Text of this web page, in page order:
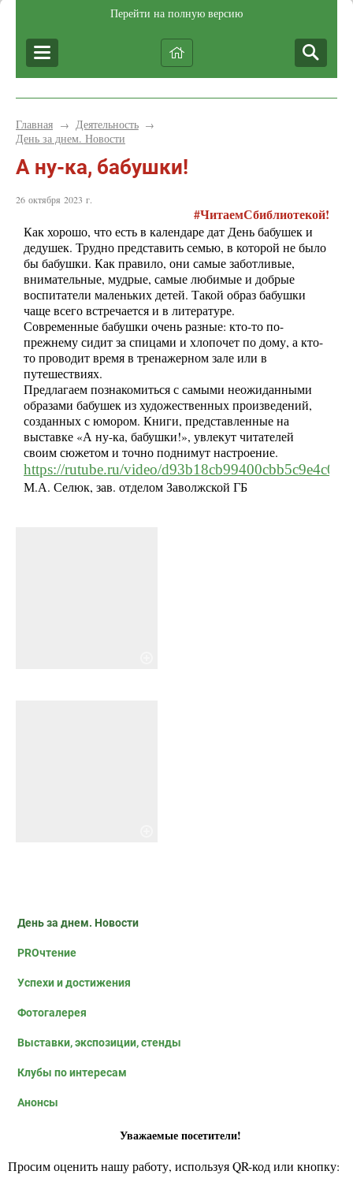
Перейти на полную версию
Главная → Деятельность →
День за днем. Новости
А ну-ка, бабушки!
26 октября 2023 г.
#ЧитаемСбиблиотекой!
Как хорошо, что есть в календаре дат День бабушек и
дедушек. Трудно представить семью, в которой не было
бы бабушки. Как правило, они самые заботливые,
внимательные, мудрые, самые любимые и добрые
воспитатели маленьких детей. Такой образ бабушки
чаще всего встречается и в литературе.
Современные бабушки очень разные: кто-то по-
прежнему сидит за спицами и хлопочет по дому, а кто-
то проводит время в тренажерном зале или в
путешествиях.
Предлагаем познакомиться с самыми неожиданными
образами бабушек из художественных произведений,
созданных с юмором. Книги, представленные на
выставке «А ну-ка, бабушки!», увлекут читателей
своим сюжетом и точно поднимут настроение.
https://rutube.ru/video/
М.А. Селюк, зав. отделом Заволжской ГБ
День за днем. Новости
PROчтение
Успехи и достижения
Фотогалерея
Выставки, экспозиции, стенды
Клубы по интересам
Анонсы
Уважаемые посетители!
Просим оценить нашу работу, используя QR-код или кнопку: